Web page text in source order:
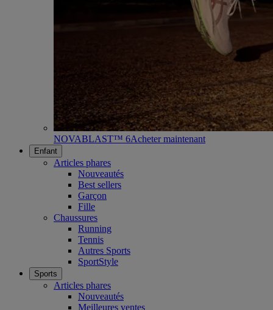
NOVABLAST™ 6Acheter maintenant
Enfant
Articles phares
Nouveautés
Best sellers
Garçon
Fille
Chaussures
Running
Tennis
Autres Sports
SportStyle
Sports
Articles phares
Nouveautés
Meilleures ventes